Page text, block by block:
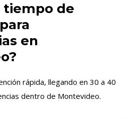
tiempo de
en
rápida, llegando en 30 a 40
dentro de Montevideo.